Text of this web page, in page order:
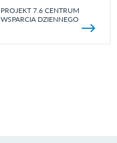
PROJEKT 7.6 CENTRUM
WSPARCIA DZIENNEGO